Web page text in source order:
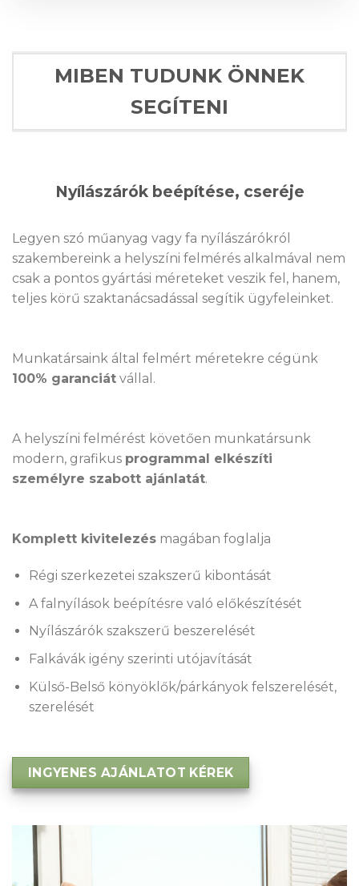
MIBEN TUDUNK ÖNNEK
SEGÍTENI
Nyílászárók beépítése, cseréje
Legyen szó műanyag vagy fa nyílászárókról
szakembereink a helyszíni felmérés alkalmával nem
csak a pontos gyártási méreteket veszik fel, hanem,
teljes körű szaktanácsadással segítik ügyfeleinket.
Munkatársaink által felmért méretekre cégünk
100% garanciát vállal.
A helyszíni felmérést követően munkatársunk
modern, grafikus programmal elkészíti
személyre szabott ajánlatát.
Komplett kivitelezés magában foglalja
Régi szerkezetei szakszerű kibontását
A falnyílások beépítésre való előkészítését
Nyílászárók szakszerű beszerelését
Falkávák igény szerinti utójavítását
Külső-Belső könyöklők/párkányok felszerelését,
szerelését
INGYENES AJÁNLATOT KÉREK